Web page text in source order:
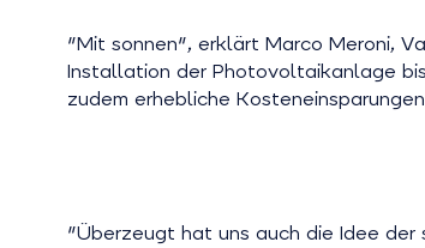
"Mit sonnen", erklärt Marco Meroni,
Installation der Photovoltaikanlage
zudem erhebliche
"Überzeugt hat uns auch die Idee der